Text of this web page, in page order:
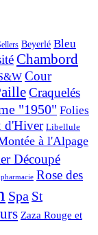
Beyerlé Bleu
Chambord
Cour
Craquelés
"1950" Folies
d'Hiver Libellule
à l'Alpage
Découpé
pharmacie Rose des
Spa St
Zaza Rouge et